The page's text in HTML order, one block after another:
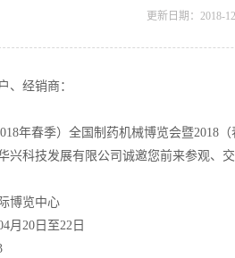
更新日期：2018-
、经销商：
年春季）全国制药机械博览会暨2018（
兴科技发展有限公司诚邀您前来参观、交
博览中心
月20日至22日